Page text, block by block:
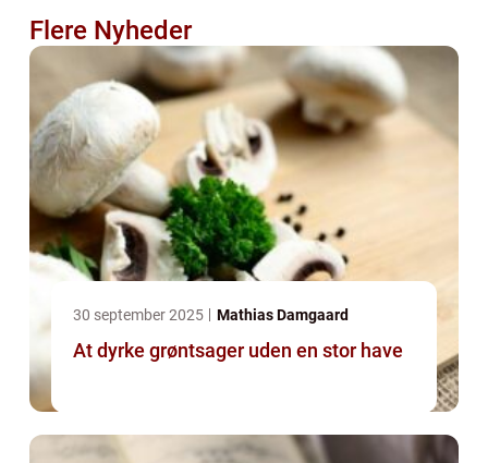
Flere Nyheder
30 september 2025 Mathias Damgaard
At dyrke grøntsager uden en stor have